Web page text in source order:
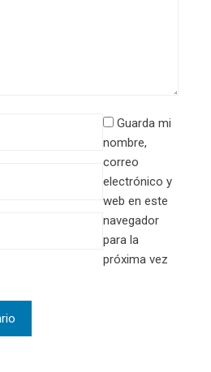
Guarda mi
nombre,
correo
electrónico y
web en este
navegador
para la
próxima vez